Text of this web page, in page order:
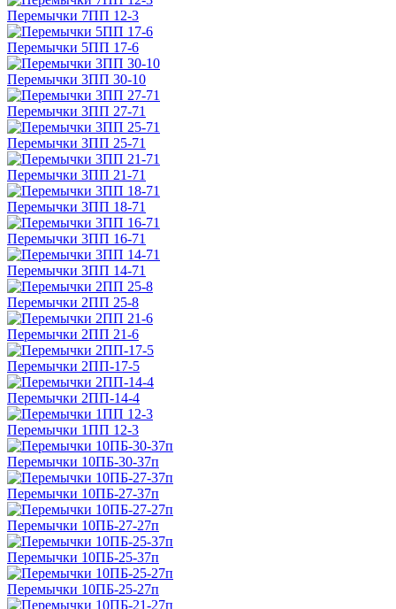
Перемычки 7ПП 12-3
Перемычки 5ПП 17-6
Перемычки 3ПП 30-10
Перемычки 3ПП 27-71
Перемычки 3ПП 25-71
Перемычки 3ПП 21-71
Перемычки 3ПП 18-71
Перемычки 3ПП 16-71
Перемычки 3ПП 14-71
Перемычки 2ПП 25-8
Перемычки 2ПП 21-6
Перемычки 2ПП-17-5
Перемычки 2ПП-14-4
Перемычки 1ПП 12-3
Перемычки 10ПБ-30-37п
Перемычки 10ПБ-27-37п
Перемычки 10ПБ-27-27п
Перемычки 10ПБ-25-37п
Перемычки 10ПБ-25-27п